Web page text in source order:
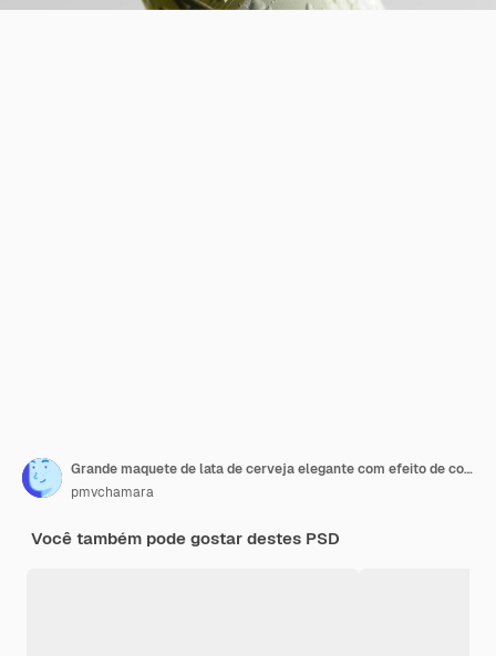
Grande maquete de lata de cerveja elegante com efeito de condensação
pmvchamara
Você também pode gostar destes PSD